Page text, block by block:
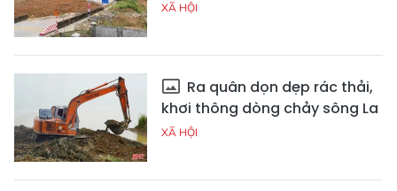
XÃ HỘI
Ra quân dọn dẹp rác thải,
khơi thông dòng chảy sông La
XÃ HỘI